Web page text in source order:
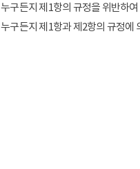
누구든지 제1항의 규정을 위반하
누구든지 제1항과 제2항의 규정에